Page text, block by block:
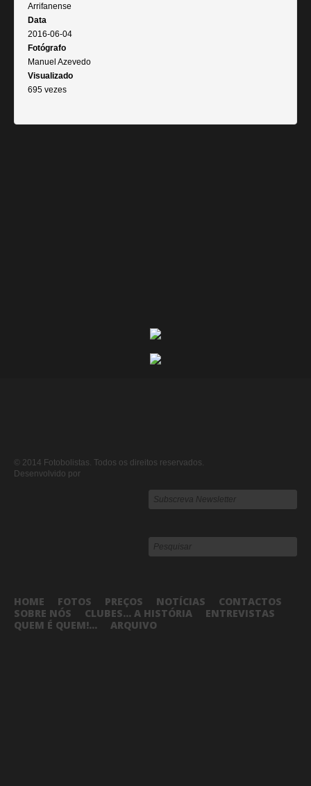
Arrifanense
Data
2016-06-04
Fotógrafo
Manuel Azevedo
Visualizado
695 vezes
© 2014 Fotobolistas. Todos os direitos reservados.
Desenvolvido por
HOME FOTOS PREÇOS NOTÍCIAS
CONTACTOS
SOBRE NÓS
CLUBES... A HISTÓRIA
ENTREVISTAS
QUEM É QUEM!...
ARQUIVO